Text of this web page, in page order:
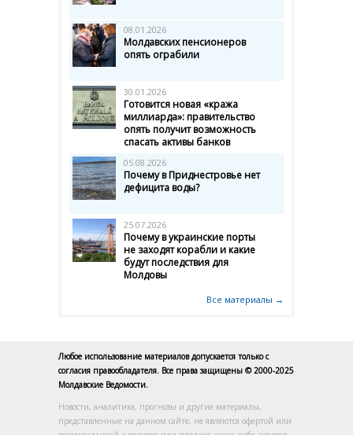
08.01.2026
Молдавских пенсионеров
опять ограбили
30.01.2026
Готовится новая «кража
миллиарда»: правительство
опять получит возможность
спасать активы банков
05.08.2026
Почему в Приднестровье нет
дефицита воды?
25.07.2026
Почему в украинские порты
не заходят корабли и какие
будут последствия для
Молдовы
Все материалы →
Любое использование материалов допускается только с
согласия правообладателя. Все права защищены © 2000-2025
Молдавские Ведомости.
Новости, аналитика, прогнозы и другие материалы,
представленные на данном сайте, не являются офертой или